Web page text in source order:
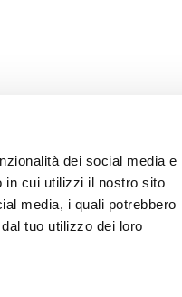
dei social media e
in cui utilizzi il nostro sito
media, i quali potrebbero
tuo utilizzo dei loro